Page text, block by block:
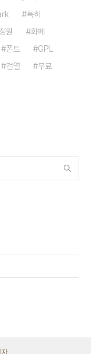
특허
원
화폐
폰트
GPL
검열
무료
자